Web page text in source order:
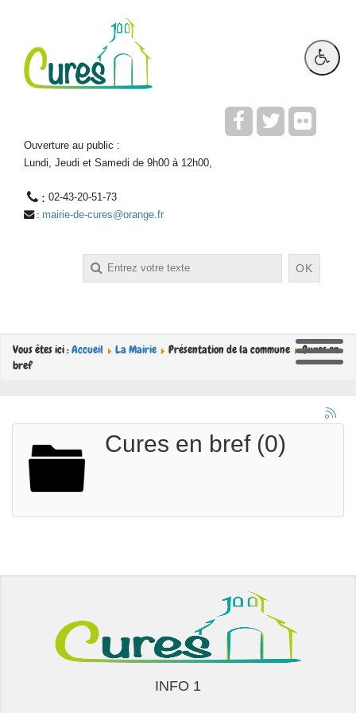
Ouverture au public :
Lundi, Jeudi et Samedi de 9h00 à 12h00,
: 02-43-20-51-73
: mairie-de-cures@orange.fr
OK
Vous êtes ici :Accueil La Mairie Présentation de la commune
Cures en
bref
Cures en bref (0)
INFO 1